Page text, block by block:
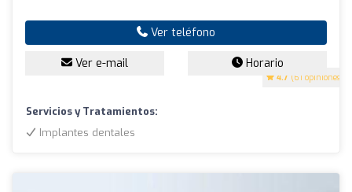
4.7 (61 opiniones)
Ver teléfono
Ver e-mail Horario
Servicios y Tratamientos:
Implantes dentales